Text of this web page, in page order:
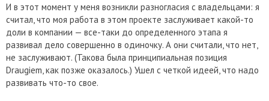
И в этот момент у меня возникли разногласия с владельцами: я
считал, что моя работа в этом проекте заслуживает какой-то
доли в компании — все-таки до определенного этапа я
развивал дело совершенно в одиночку. А они считали, что нет,
не заслуживают. (Такова была принципиальная позиция
Draugiem, как позже оказалось.) Ушел с четкой идеей, что надо
развивать что-то свое.